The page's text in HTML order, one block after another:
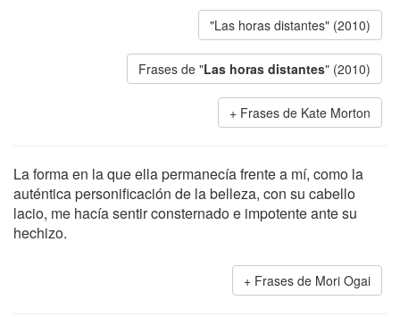
"Las horas distantes" (2010)
Frases de "Las horas distantes" (2010)
Frases de Kate Morton
La forma en la que ella permanecía frente a mí, como la
auténtica personificación de la belleza, con su cabello
lacio, me hacía sentir consternado e impotente ante su
hechizo.
Frases de Mori Ogai